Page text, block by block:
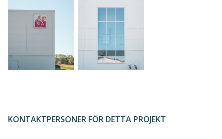
KONTAKTPERSONER FÖR DETTA PROJEKT